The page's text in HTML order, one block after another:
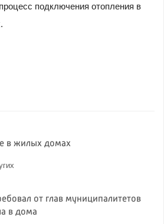
подключения отопления в
в жилых домах
от глав муниципалитетов
в дома